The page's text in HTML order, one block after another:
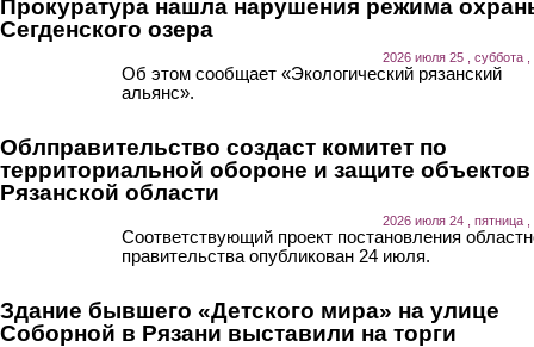
Прокуратура нашла нарушения режима
Сегденского озера
2026 июля 25 , суббота ,
Об этом сообщает «Экологический рязанский
альянс».
Облправительство создаст комитет по
территориальной обороне и защите объектов
Рязанской области
2026 июля 24 , пятница ,
Соответствующий проект постановления
правительства опубликован 24 июля.
Здание бывшего «Детского мира» на улице
Соборной в Рязани выставили на торги